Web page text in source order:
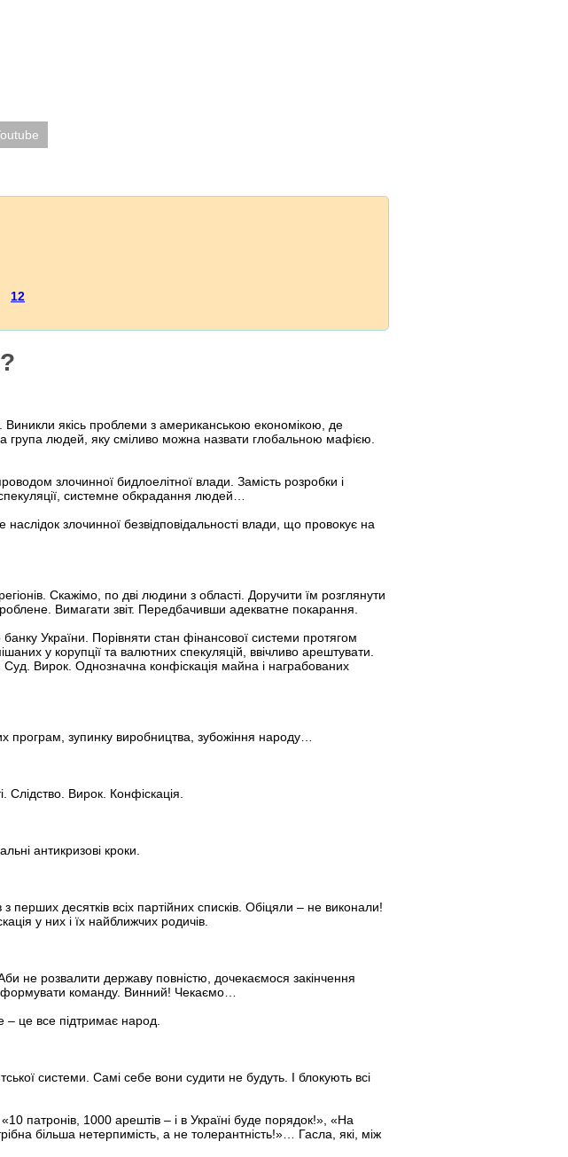
12
Виникли якісь проблеми з американською економікою, де
група людей, яку сміливо можна назвати глобальною мафією.
злочинної бидлоелітної влади. Замість розробки і
спекуляції, системне обкрадання людей…
злочинної безвідповідальності влади, що провокує на
Скажімо, по дві людини з області. Доручити їм розглянути
Вимагати звіт. Передбачивши адекватне покарання.
України. Порівняти стан фінансової системи протягом
у корупції та валютних спекуляцій, ввічливо арештувати.
Суд. Вирок. Однозначна конфіскація майна і награбованих
програм, зупинку виробництва, зубожіння народу…
Слідство. Вирок. Конфіскація.
антикризові кроки.
перших десятків всіх партійних списків. Обіцяли – не виконали!
у них і їх найближчих родичів.
не розвалити державу повністю, дочекаємося закінчення
команду. Винний! Чекаємо…
це все підтримає народ.
системи. Самі себе вони судити не будуть. І блокують всі
патронів, 1000 арештів – і в Україні буде порядок!», «На
більша нетерпимість, а не толерантність!»… Гасла, які, між